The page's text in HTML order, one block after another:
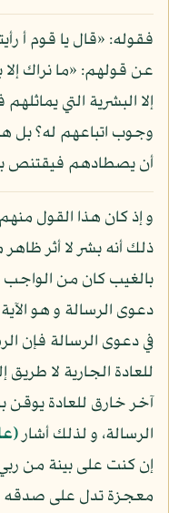
فقوله: «قال يا قوم أ
عن قولهم: «ما نراك إلا
إلا البشرية التي
وجوب اتباعهم له؟ بل
أن يصطادهم فيقتنص
و إذ كان هذا القول
ذلك أنه بشر لا أثر
بالغيب كان من الواجب
دعوى الرسالة و هو
في دعوى الرسالة فإن
للعادة الجارية لا طريق
آخر خارق للعادة يوقن
الرسالة، و لذلك أشار
إن كنت على بينة من
معجزة تدل على صدقه